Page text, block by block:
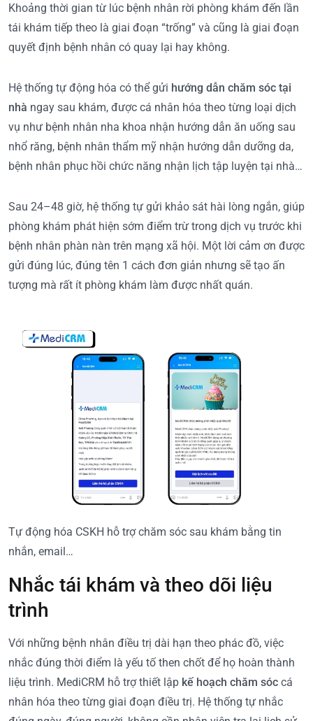
Khoảng thời gian từ lúc bệnh nhân rời phòng khám đến lần
tái khám tiếp theo là giai đoạn “trống” và cũng là giai đoạn
quyết định bệnh nhân có quay lại hay không.
Hệ thống tự động hóa có thể gửi hướng dẫn chăm sóc tại
nhà ngay sau khám, được cá nhân hóa theo từng loại dịch
vụ như bệnh nhân nha khoa nhận hướng dẫn ăn uống sau
nhổ răng, bệnh nhân thẩm mỹ nhận hướng dẫn dưỡng da,
bệnh nhân phục hồi chức năng nhận lịch tập luyện tại nhà…
Sau 24–48 giờ, hệ thống tự gửi khảo sát hài lòng ngắn, giúp
phòng khám phát hiện sớm điểm trừ trong dịch vụ trước khi
bệnh nhân phàn nàn trên mạng xã hội. Một lời cảm ơn được
gửi đúng lúc, đúng tên 1 cách đơn giản nhưng sẽ tạo ấn
tượng mà rất ít phòng khám làm được nhất quán.
Tự động hóa CSKH hỗ trợ chăm sóc sau khám bằng tin
nhắn, email…
Nhắc tái khám và theo dõi liệu
trình
Với những bệnh nhân điều trị dài hạn theo phác đồ, việc
nhắc đúng thời điểm là yếu tố then chốt để họ hoàn thành
liệu trình. MediCRM hỗ trợ thiết lập kế hoạch chăm sóc cá
nhân hóa theo từng giai đoạn điều trị. Hệ thống tự nhắc